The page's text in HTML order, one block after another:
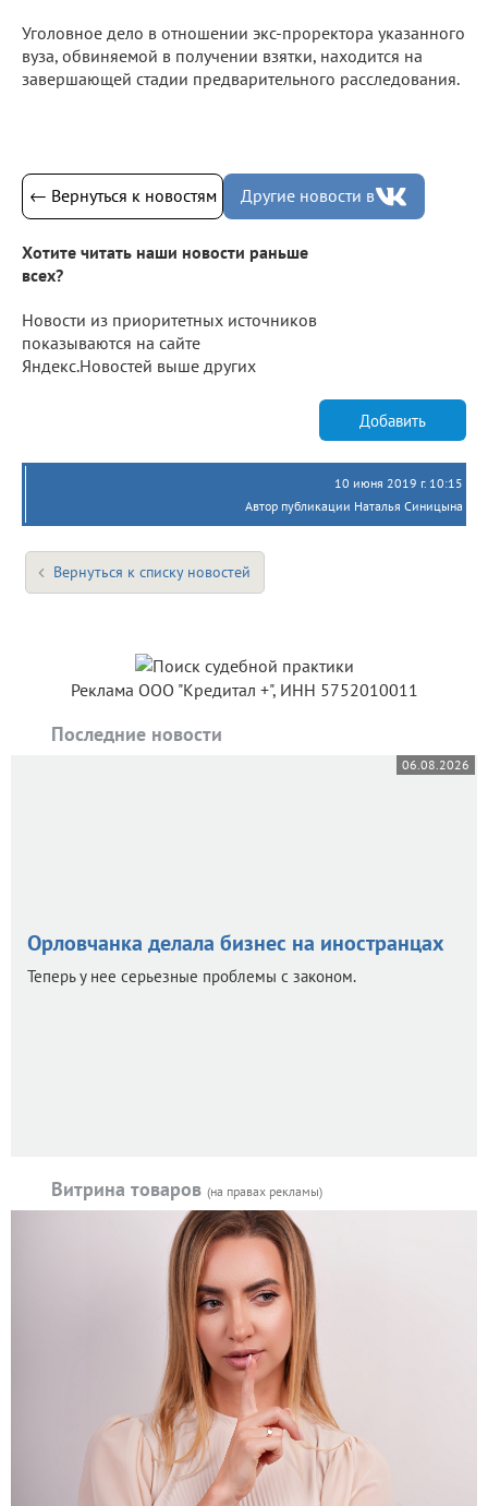
Уголовное дело в отношении экс-проректора указанного
вуза, обвиняемой в получении взятки, находится на
завершающей стадии предварительного расследования.
← Вернуться к новостям Другие новости в
Хотите читать наши новости раньше
всех?
Новости из приоритетных источников
показываются на сайте
Яндекс.Новостей выше других
Добавить
10 июня 2019 г. 10:15
Автор публикации Наталья Синицына
Вернуться к списку новостей
Реклама ООО "Кредитал +", ИНН 5752010011
Последние новости
06.08.2026
Орловчанка делала бизнес на иностранцах
Теперь у нее серьезные проблемы с законом.
Витрина товаров (на правах рекламы)